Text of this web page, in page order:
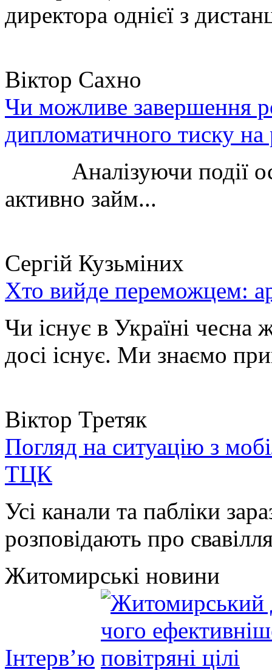
директора однієї з
Віктор Сахно
Чи можливе завершення
дипломатичного тиску
Аналізуючи події
активно займ...
Сергій Кузьміних
Хто вийде переможцем:
Чи існує в Україні чесна
досі існує. Ми знаємо
Віктор Третяк
Погляд на ситуацію з
ТЦК
Усі канали та пабліки
розповідають про
Житомирські новини
Інтерв’ю